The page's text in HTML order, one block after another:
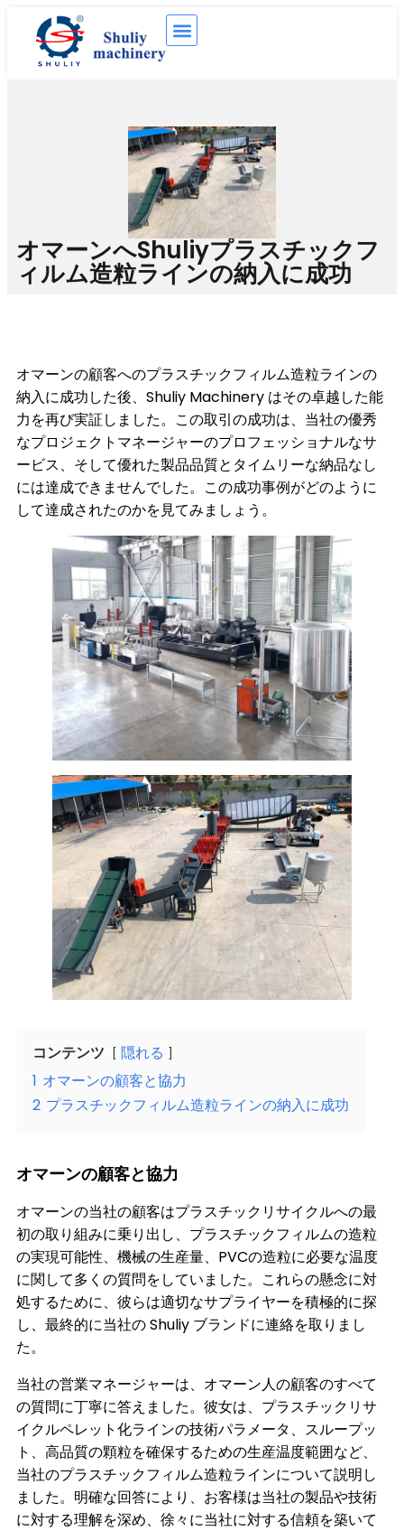
オマーンへShuliyプラスチックフ
ィルム造粒ラインの納入に成功
オマーンの顧客へのプラスチックフィルム造粒ラインの
納入に成功した後、Shuliy Machinery はその卓越した能
力を再び実証しました。この取引の成功は、当社の優秀
なプロジェクトマネージャーのプロフェッショナルなサ
ービス、そして優れた製品品質とタイムリーな納品なし
には達成できませんでした。この成功事例がどのように
して達成されたのかを見てみましょう。
コンテンツ
隠れる
1 オマーンの顧客と協力
2 プラスチックフィルム造粒ラインの納入に成功
オマーンの顧客と協力
オマーンの当社の顧客はプラスチックリサイクルへの最
初の取り組みに乗り出し、プラスチックフィルムの造粒
の実現可能性、機械の生産量、PVCの造粒に必要な温度
に関して多くの質問をしていました。これらの懸念に対
処するために、彼らは適切なサプライヤーを積極的に探
し、最終的に当社の Shuliy ブランドに連絡を取りまし
た。
当社の営業マネージャーは、オマーン人の顧客のすべて
の質問に丁寧に答えました。彼女は、プラスチックリサ
イクルペレット化ラインの技術パラメータ、スループッ
ト、高品質の顆粒を確保するための生産温度範囲など、
当社のプラスチックフィルム造粒ラインについて説明し
ました。明確な回答により、お客様は当社の製品や技術
に対する理解を深め、徐々に当社に対する信頼を築いて